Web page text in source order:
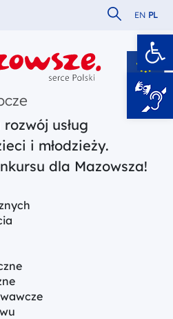
Szukaj w
EN PL
usług
i młodzieży.
dla Mazowsza!